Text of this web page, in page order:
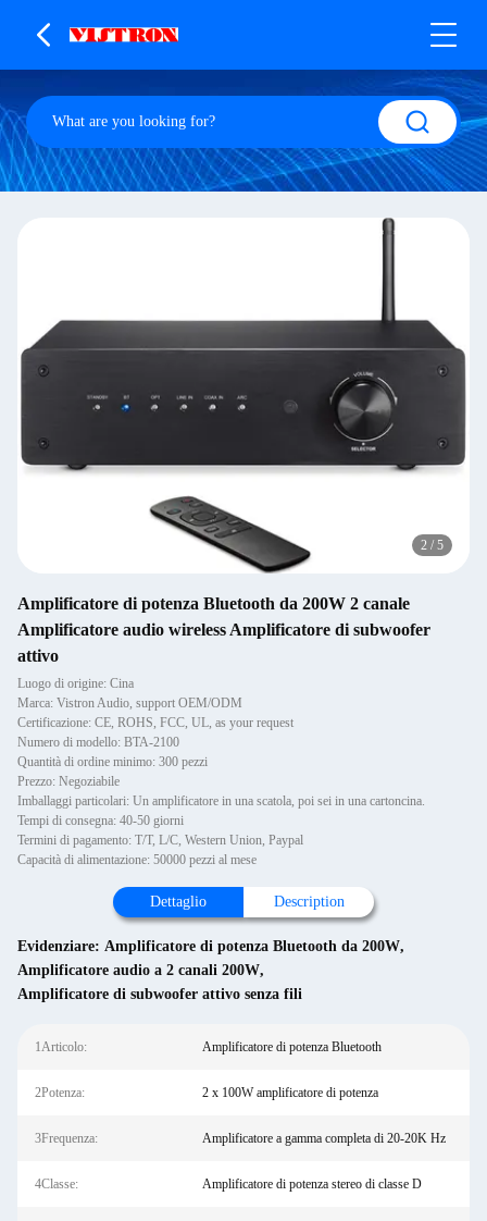
2 / 5
Amplificatore di potenza Bluetooth da 200W 2 canale
Amplificatore audio wireless Amplificatore di subwoofer
attivo
Luogo di origine: Cina
Marca: Vistron Audio, support OEM/ODM
Certificazione: CE, ROHS, FCC, UL, as your request
Numero di modello: BTA-2100
Quantità di ordine minimo: 300 pezzi
Prezzo: Negoziabile
Imballaggi particolari: Un amplificatore in una scatola, poi sei in una cartoncina.
Tempi di consegna: 40-50 giorni
Termini di pagamento: T/T, L/C, Western Union, Paypal
Capacità di alimentazione: 50000 pezzi al mese
Dettaglio Description
Evidenziare: Amplificatore di potenza Bluetooth da 200W,
Amplificatore audio a 2 canali 200W,
Amplificatore di subwoofer attivo senza fili
1Articolo: Amplificatore di potenza Bluetooth
2Potenza: 2 x 100W amplificatore di potenza
3Frequenza: Amplificatore a gamma completa di 20-20K Hz
4Classe: Amplificatore di potenza stereo di classe D